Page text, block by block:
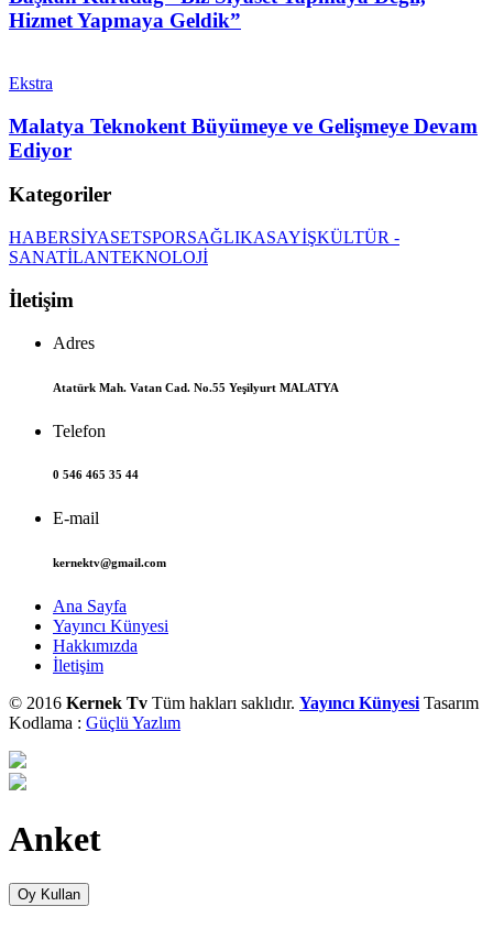
Hizmet Yapmaya Geldik”
Ekstra
Malatya Teknokent Büyümeye ve Gelişmeye Devam
Ediyor
Kategoriler
HABERSİYASETSPORSAĞLIKASAYİŞKÜLTÜR -
SANATİLANTEKNOLOJİ
İletişim
Adres
Atatürk Mah. Vatan Cad. No.55 Yeşilyurt MALATYA
Telefon
0 546 465 35 44
E-mail
kernektv@gmail.com
Ana Sayfa
Yayıncı Künyesi
Hakkımızda
İletişim
© 2016 Kernek Tv Tüm hakları saklıdır. Yayıncı Künyesi Tasarım
Kodlama : Güçlü Yazlım
Anket